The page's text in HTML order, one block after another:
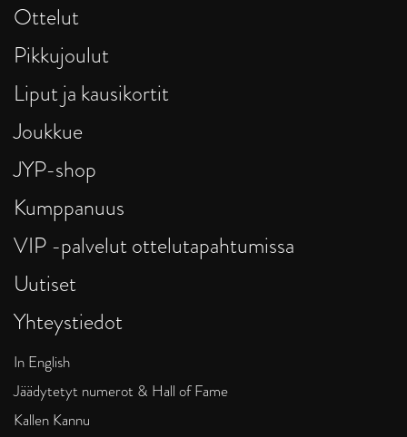
Ottelut
Pikkujoulut
Liput ja kausikortit
Joukkue
JYP-shop
Kumppanuus
VIP -palvelut ottelutapahtumissa
Uutiset
Yhteystiedot
In English
Jäädytetyt numerot & Hall of Fame
Kallen Kannu